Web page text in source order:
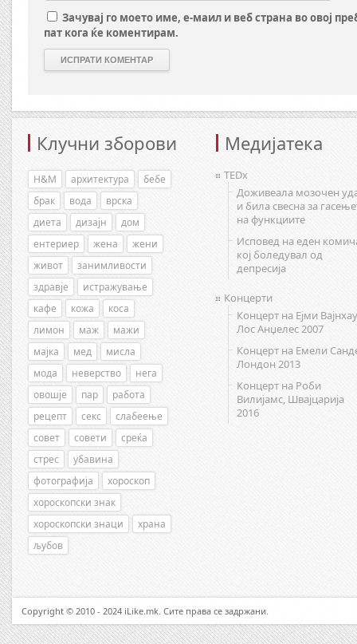
Зачувај го моето име, е-маил и веб страна во овој
пат кога ќе коментирам.
Клучни зборови
H&M архитектура
бебе
брак
вода
врска
диета
дизајн
дом
ентериер
жена
жени
живот
занимливости
здравје
истражување
кафе
кожа
коса
лимон
маж
мажи
мајка
мед
мисла
мода
неверство
нега
овошје
пар
работа
рецепт
секс
слабеење
совет
совети
среќа
стрес
убавина
фотографија
хороскоп
хороскопски знак
хороскопски знаци
храна
љубов
Медијатека
TEDx
Доживеала мозочен
и била свесна за
на функциите
Исповед на еден
кој боледувал од
депресија
Концерти
Концерт на Ејми
Лос Анџелес 2007
Концерт на Емели
Лондон 2013
Концерт на Роби
Вилијамс, Швајцарија
2016
Copyright © 2010 - 2024 iLike.mk. Сите права се задржани.